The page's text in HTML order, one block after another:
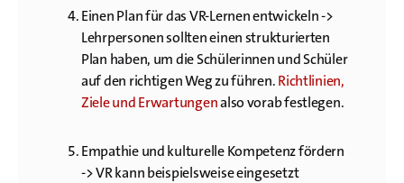
Einen Plan für das VR-Lernen entwickeln ->
Lehrpersonen sollten einen strukturierten
Plan haben, um die Schülerinnen und Schüler
auf den richtigen Weg zu führen.Richtlinien,
Ziele und Erwartungenalso vorab festlegen.
Empathie und kulturelle Kompetenz fördern
-> VR kann beispielsweise eingesetzt